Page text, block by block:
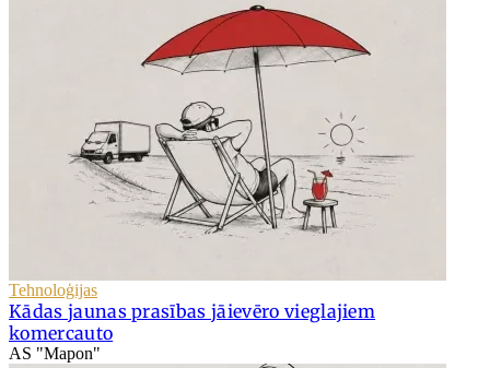
Tehnoloģijas
Kādas jaunas prasības jāievēro vieglajiem
komercauto
AS "Mapon"